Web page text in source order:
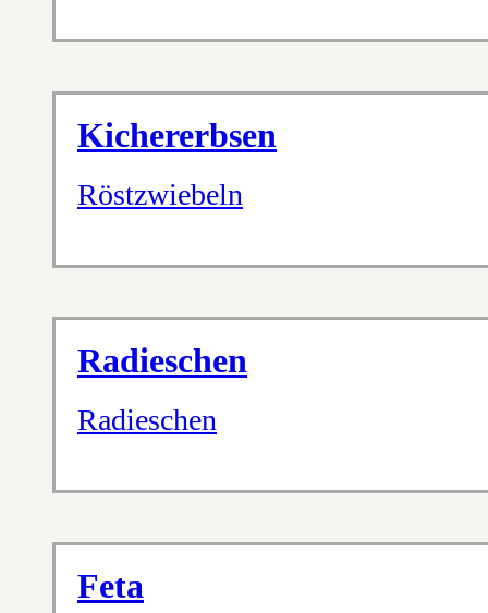
Kichererbsen
Röstzwiebeln
Radieschen
Radieschen
Feta